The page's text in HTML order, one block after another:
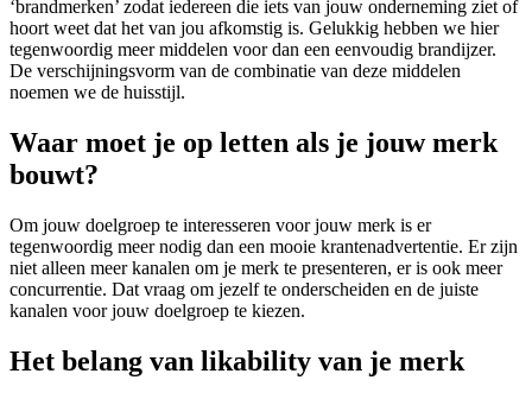
‘brandmerken’ zodat iedereen die iets van jouw onderneming ziet of
hoort weet dat het van jou afkomstig is. Gelukkig hebben we hier
tegenwoordig meer middelen voor dan een eenvoudig brandijzer.
De verschijningsvorm van de combinatie van deze middelen
noemen we de huisstijl.
Waar moet je op letten als je jouw merk
bouwt?
Om jouw doelgroep te interesseren voor jouw merk is er
tegenwoordig meer nodig dan een mooie krantenadvertentie. Er zijn
niet alleen meer kanalen om je merk te presenteren, er is ook meer
concurrentie. Dat vraag om jezelf te onderscheiden en de juiste
kanalen voor jouw doelgroep te kiezen.
Het belang van likability van je merk